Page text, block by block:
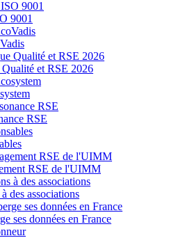
9001
et RSE 2026
RSE
RSE de l'UIMM
des associations
ses données en France